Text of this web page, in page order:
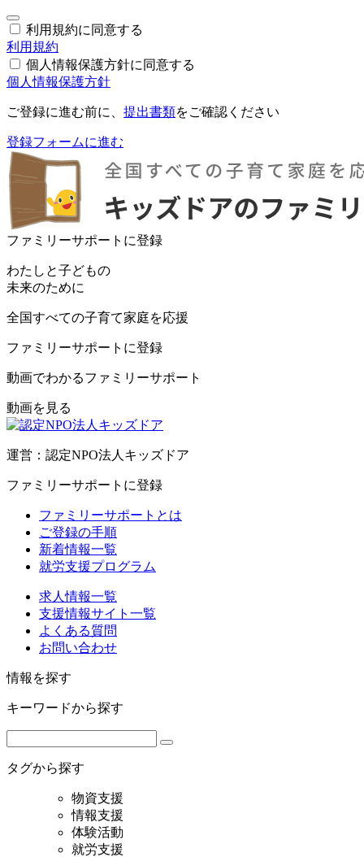
利用規約に同意する
利用規約
個人情報保護方針に同意する
個人情報保護方針
ご登録に進む前に、 提出書類をご確認ください
登録フォームに進む
ファミリーサポートに登録
わたしと子どもの
未来のために
全国すべての子育て家庭を応援
ファミリーサポートに登録
動画でわかるファミリーサポート
動画を見る
運営：認定NPO法人キッズドア
ファミリーサポートに登録
ファミリーサポートとは
ご登録の手順
新着情報一覧
就労支援プログラム
求人情報一覧
支援情報サイト一覧
よくある質問
お問い合わせ
情報を探す
キーワードから探す
タグから探す
物資支援
情報支援
体験活動
就労支援